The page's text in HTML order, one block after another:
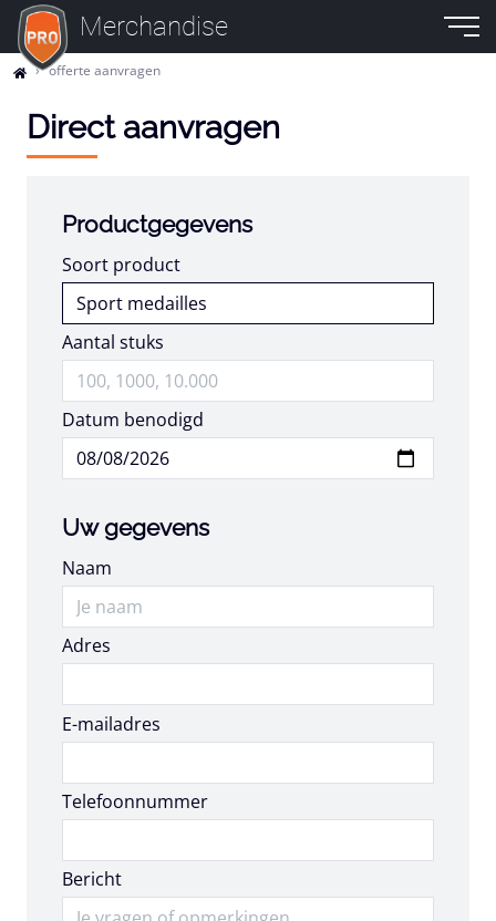
Merchandise
offerte aanvragen
Direct aanvragen
Productgegevens
Soort product
Aantal stuks
Datum benodigd
Uw gegevens
Naam
Adres
E-mailadres
E-mailadres
Telefoonnummer
Bericht